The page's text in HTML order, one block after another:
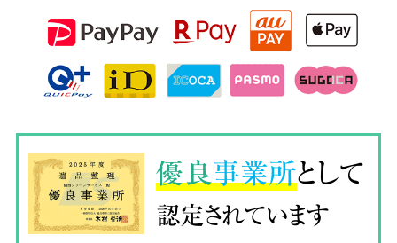
優良事業所として
認定されています